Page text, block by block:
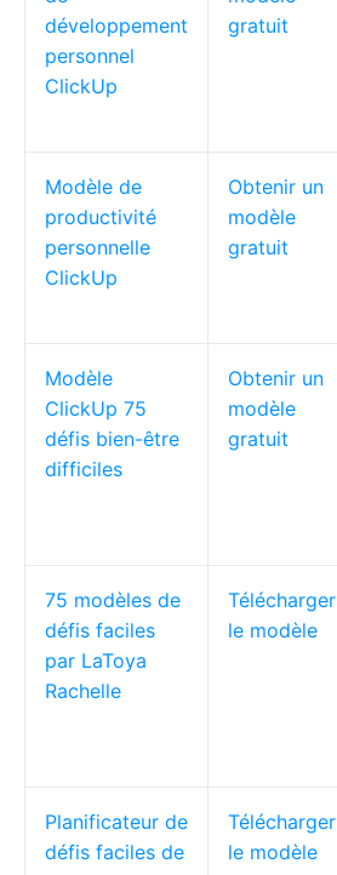
développement
personnel
ClickUp
gratuit
Modèle de
productivité
personnelle
ClickUp
Obtenir un
modèle
gratuit
Modèle
ClickUp 75
défis bien-être
difficiles
Obtenir un
modèle
gratuit
75 modèles de
défis faciles
par LaToya
Rachelle
Télécharger
le modèle
Planificateur de
défis faciles de
Télécharger
le modèle